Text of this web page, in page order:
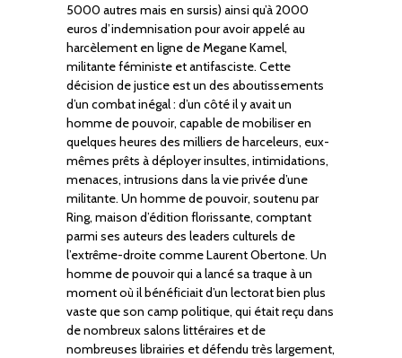
5000 autres mais en sursis) ainsi qu’à 2000
euros d’indemnisation pour avoir appelé au
harcèlement en ligne de Megane Kamel,
militante féministe et antifasciste. Cette
décision de justice est un des aboutissements
d’un combat inégal : d’un côté il y avait un
homme de pouvoir, capable de mobiliser en
quelques heures des milliers de harceleurs, eux-
mêmes prêts à déployer insultes, intimidations,
menaces, intrusions dans la vie privée d’une
militante. Un homme de pouvoir, soutenu par
Ring, maison d’édition florissante, comptant
parmi ses auteurs des leaders culturels de
l’extrême-droite comme Laurent Obertone. Un
homme de pouvoir qui a lancé sa traque à un
moment où il bénéficiait d’un lectorat bien plus
vaste que son camp politique, qui était reçu dans
de nombreux salons littéraires et de
nombreuses librairies et défendu très largement,